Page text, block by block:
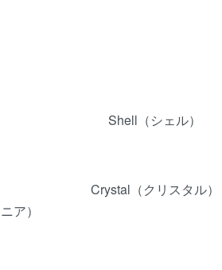
Shell（シェル）
ア）
Crystal（クリスタル）